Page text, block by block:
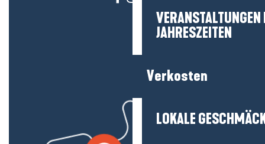
JAHRESZEITEN
Verkosten
LOKALE